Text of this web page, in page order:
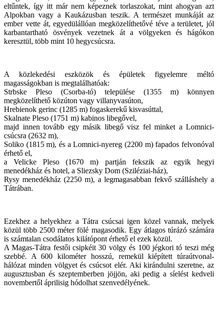
eltűntek, így itt már nem képeznek torlaszokat, mint ahogyan azt
Alpokban vagy a Kaukázusban teszik. A természet munkáját az
ember vette át, egyedülállóan megközelíthetővé téve a területet, jól
karbantartható ösvények vezetnek át a völgyeken és hágókon
keresztül, több mint 10 hegycsúcsra.
A közlekedési eszközök és épületek figyelemre méltó
magasságokban is megtalálhatóak:
Strbske Pleso (Csorba-tó) települése (1355 m) könnyen
megközelíthető közúton vagy villanyvasúton,
Hrebienok gerinc (1285 m) fogaskerekű kisvasúttal,
Skalnate Pleso (1751 m) kabinos libegővel,
majd innen tovább egy másik libegő visz fel minket a Lomnici-
csúcsra (2632 m),
Soliko (1815 m), és a Lomnici-nyereg (2200 m) fapados felvonóval
érhető el,
a Velicke Pleso (1670 m) partján fekszik az egyik hegyi
menedékház és hotel, a Sliezsky Dom (Sziléziai-ház),
Rysy menedékház (2250 m), a legmagasabban fekvő szálláshely a
Tátrában.
Ezekhez a helyekhez a Tátra csúcsai igen közel vannak, melyek
közül több 2500 méter fölé magasodik. Egy átlagos túrázó számára
is számtalan csodálatos kilátópont érhető el ezek közül.
A Magas-Tátra festői csipkéit 30 völgy és 100 jégkori tó teszi még
szebbé. A 600 kilométer hosszú, remekül kiépített túraútvonal-
hálózat minden völgyet és csúcsot elér. Aki kirándulni szeretne, az
augusztusban és szeptemberben jöjjön, aki pedig a síelést kedveli
novembertől áprilisig hódolhat szenvedélyének.